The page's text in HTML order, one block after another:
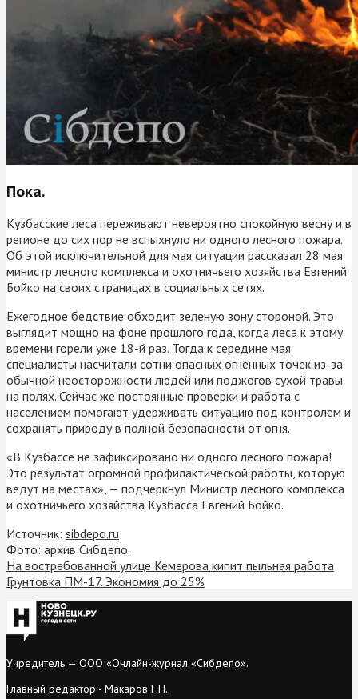
Пока.
Кузбасские леса переживают невероятно спокойную весну и в
регионе до сих пор не вспыхнуло ни одного лесного пожара.
Об этой исключительной для мая ситуации рассказал 28 мая
министр лесного комплекса и охотничьего хозяйства Евгений
Бойко на своих страницах в социальных сетях.
Ежегодное бедствие обходит зеленую зону стороной. Это
выглядит мощно на фоне прошлого года, когда леса к этому
времени горели уже 18-й раз. Тогда к середине мая
специалисты насчитали сотни опасных огненных точек из-за
обычной неосторожности людей или поджогов сухой травы
на полях. Сейчас же постоянные проверки и работа с
населением помогают удерживать ситуацию под контролем и
сохранять природу в полной безопасности от огня.
«В Кузбассе не зафиксировано ни одного лесного пожара!
Это результат огромной профилактической работы, которую
ведут на местах», — подчеркнул Министр лесного комплекса
и охотничьего хозяйства Кузбасса Евгений Бойко.
Источник: sibdepo.ru
Фото: архив Сибдепо.
На востребованной улице Кемерова кипит пыльная работа
Грунтовка ПМ-17. Экономия до 25%
Учредитель — ООО «Онлайн-журнал «Сибдепо».
Главный редактор - Макаров Г.Н.